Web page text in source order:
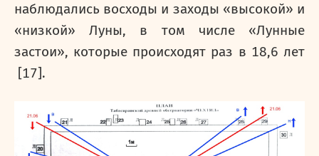
наблюдались восходы и заходы «высокой» и
«низкой» Луны, в том числе «Лунные
застои», которые происходят раз в 18,6 лет
[17].